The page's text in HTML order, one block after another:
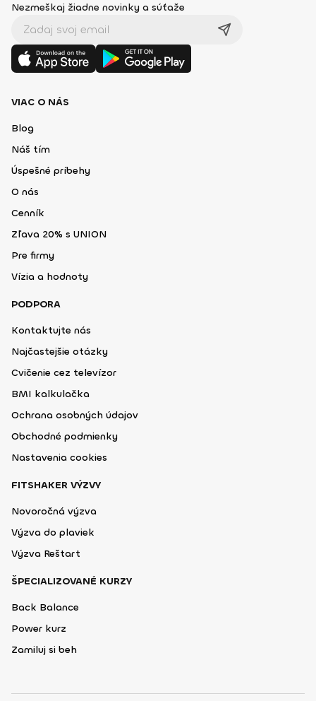
Nezmeškaj žiadne novinky a súťaže
VIAC O NÁS
Blog
Náš tím
Úspešné príbehy
O nás
Cenník
Zľava 20% s UNION
Pre firmy
Vízia a hodnoty
PODPORA
Kontaktujte nás
Najčastejšie otázky
Cvičenie cez televízor
BMI kalkulačka
Ochrana osobných údajov
Obchodné podmienky
Nastavenia cookies
FITSHAKER VÝZVY
Novoročná výzva
Výzva do plaviek
Výzva Reštart
ŠPECIALIZOVANÉ KURZY
Back Balance
Power kurz
Zamiluj si beh